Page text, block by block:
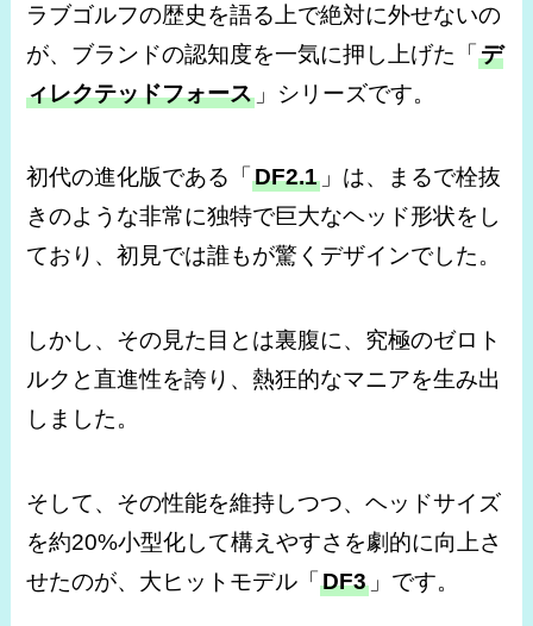
ラブゴルフの歴史を語る上で絶対に外せないの
が、ブランドの認知度を一気に押し上げた「デ
ィレクテッドフォース 」シリーズです。
初代の進化版である「DF2.1 」は、まるで栓抜
きのような非常に独特で巨大なヘッド形状をし
ており、初見では誰もが驚くデザインでした。
しかし、その見た目とは裏腹に、究極のゼロト
ルクと直進性を誇り、熱狂的なマニアを生み出
しました。
そして、その性能を維持しつつ、ヘッドサイズ
を約20%小型化して構えやすさを劇的に向上さ
せたのが、大ヒットモデル「DF3 」です。